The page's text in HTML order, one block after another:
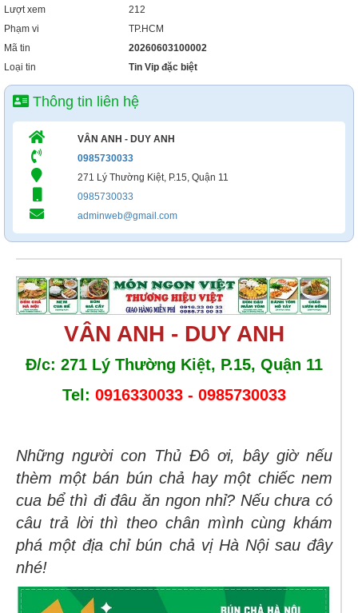
Lượt xem
212
Phạm vi
TP.HCM
Mã tin
20260603100002
Loại tin
Tin Vip đặc biệt
Thông tin liên hệ
VÂN ANH - DUY ANH
0985730033
271 Lý Thường Kiệt, P.15, Quận 11
0985730033
adminweb@gmail.com
VÂN ANH - DUY ANH
Đ/c: 271 Lý Thường Kiệt, P.15, Quận 11
Tel: 0916330033 - 0985730033
Những người con Thủ Đô ơi, bây giờ nếu
thèm một bán bún chả hay một chiếc nem
cua bể thì đi đâu ăn ngon nhỉ? Nếu chưa có
câu trả lời thì theo chân mình cùng khám
phá một địa chỉ bún chả vị Hà Nội sau đây
nhé!